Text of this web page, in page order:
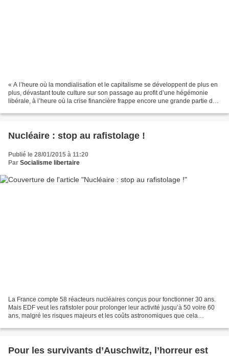
« A l’heure où la mondialisation et le capitalisme se développent de plus en
plus, dévastant toute culture sur son passage au profit d’une hégémonie
libérale, à l’heure où la crise financière frappe encore une grande partie du
Nucléaire : stop au rafistolage !
Publié le 28/01/2015 à 11:20
Par Socialisme libertaire
La France compte 58 réacteurs nucléaires conçus pour fonctionner 30 ans.
Mais EDF veut les rafistoler pour prolonger leur activité jusqu’à 50 voire 60
ans, malgré les risques majeurs et les coûts astronomiques que cela
Pour les survivants d’Auschwitz, l’horreur est